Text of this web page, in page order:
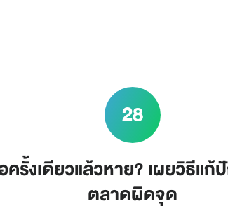
28
รั้งเดียวแล้วหาย? เผยวิธีแ
ตลาดผิดจุด